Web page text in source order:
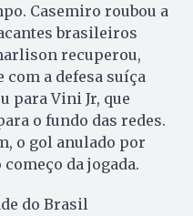
Casemiro roubou a
brasileiros
recuperou,
a defesa suíça
para Vini Jr, que
o fundo das redes.
o gol anulado por
da jogada.
do Brasil